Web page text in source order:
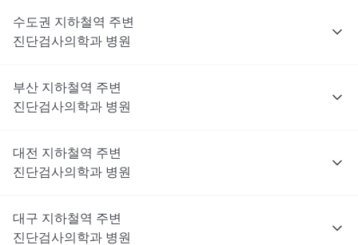
수도권 지하철역 주변
진단검사의학과 병원
부산 지하철역 주변
진단검사의학과 병원
대전 지하철역 주변
진단검사의학과 병원
대구 지하철역 주변
진단검사의학과 병원